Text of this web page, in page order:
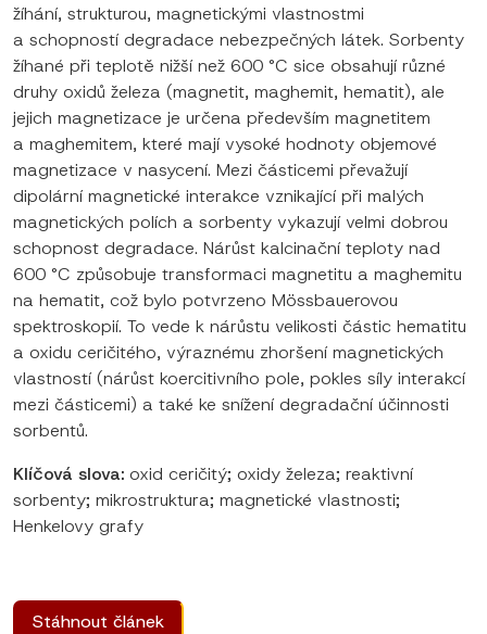
žíhání, strukturou, magnetickými vlastnostmi
a schopností degradace nebezpečných látek. Sorbenty
žíhané při teplotě nižší než 600 °C sice obsahují různé
druhy oxidů železa (magnetit, maghemit, hematit), ale
jejich magnetizace je určena především magnetitem
a maghemitem, které mají vysoké hodnoty objemové
magnetizace v nasycení. Mezi částicemi převažují
dipolární magnetické interakce vznikající při malých
magnetických polích a sorbenty vykazují velmi dobrou
schopnost degradace. Nárůst kalcinační teploty nad
600 °C způsobuje transformaci magnetitu a maghemitu
na hematit, což bylo potvrzeno Mössbauerovou
spektroskopií. To vede k nárůstu velikosti částic hematitu
a oxidu ceričitého, výraznému zhoršení magnetických
vlastností (nárůst koercitivního pole, pokles síly interakcí
mezi částicemi) a také ke snížení degradační účinnosti
sorbentů.
Klíčová slova: oxid ceričitý; oxidy železa; reaktivní
sorbenty; mikrostruktura; magnetické vlastnosti;
Henkelovy grafy
Stáhnout článek